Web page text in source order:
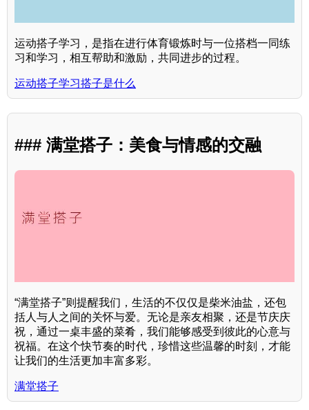
运动搭子学习，是指在进行体育锻炼时与一位搭档一同练
习和学习，相互帮助和激励，共同进步的过程。
运动搭子学习搭子是什么
### 满堂搭子：美食与情感的交融
“满堂搭子”则提醒我们，生活的不仅仅是柴米油盐，还包
括人与人之间的关怀与爱。无论是亲友相聚，还是节庆庆
祝，通过一桌丰盛的菜肴，我们能够感受到彼此的心意与
祝福。在这个快节奏的时代，珍惜这些温馨的时刻，才能
让我们的生活更加丰富多彩。
满堂搭子